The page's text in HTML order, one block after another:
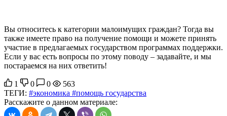
Вы относитесь к категории малоимущих граждан? Тогда вы
также имеете право на получение помощи и можете принять
участие в предлагаемых государством программах поддержки.
Если у вас есть вопросы по этому поводу – задавайте, и мы
постараемся на них ответить!
1 0 0
563
ТЕГИ: #экономика #помощь государства
Расскажите о данном материале: